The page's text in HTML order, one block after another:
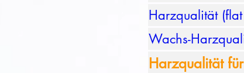
Harzqualität
Wachs-
Harzqualität